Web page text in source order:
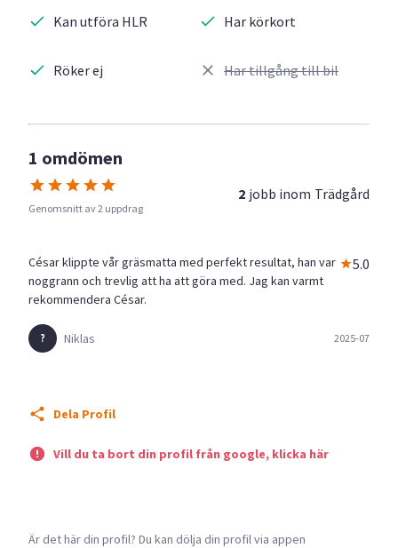
Kan utföra HLR
Röker ej
Har körkort
Har tillgång till bil
1 omdömen
Genomsnitt av 2 uppdrag
2 jobb inom Trädgård
César klippte vår gräsmatta med perfekt resultat, han var
noggrann och trevlig att ha att göra med. Jag kan varmt
rekommendera César.
5.0
Niklas 2025-07
Dela Profil
Vill du ta bort din profil från google, klicka här
Är det här din profil? Du kan dölja din profil via appen